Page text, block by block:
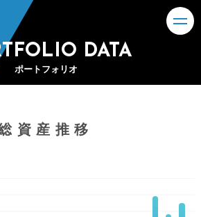
DATA
ポートフォリオ
資産推移